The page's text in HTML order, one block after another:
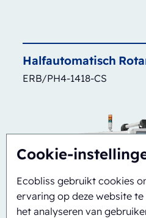
Cookie-
Ecobliss gebruikt cookies
ervaring op deze website
het analyseren van
Halfautomatisch
ERB/PH4-1418-CS